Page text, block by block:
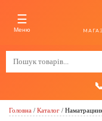
☰
Меню
Головна / Каталог /